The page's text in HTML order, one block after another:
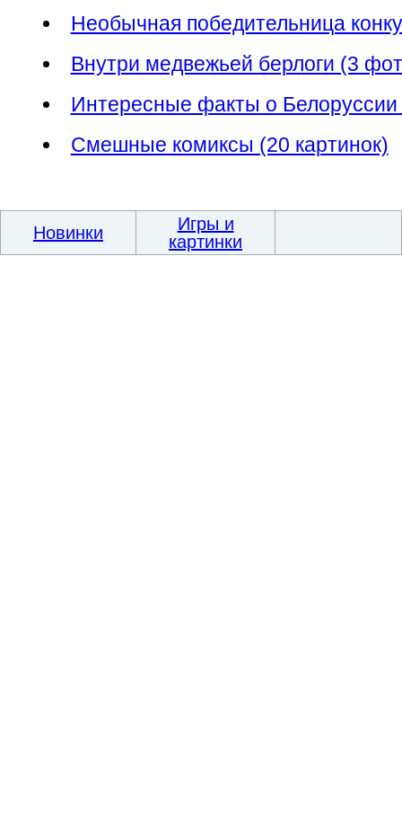
Необычная победительница
Внутри медвежьей берлоги (3
Интересные факты о
Смешные комиксы (20 картинок)
Новинки
Игры и
картинки